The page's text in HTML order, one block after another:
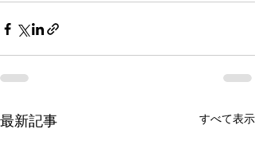
最新記事 すべて表示